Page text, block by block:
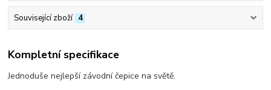
Související zboží 4
Kompletní specifikace
Jednoduše nejlepší závodní čepice na světě.